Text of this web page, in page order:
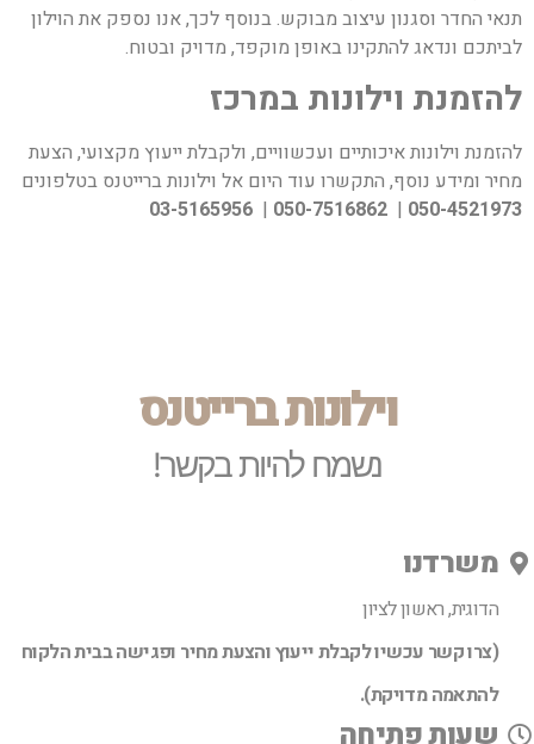
תנאי החדר וסגנון עיצוב מבוקש. בנוסף לכך, אנו נספק את הוילון
לביתכם ונדאג להתקינו באופן מוקפד, מדויק ובטוח.
להזמנת וילונות במרכז
להזמנת וילונות איכותיים ועכשוויים, ולקבלת ייעוץ מקצועי, הצעת
מחיר ומידע נוסף, התקשרו עוד היום אל וילונות ברייטנס בטלפונים
050-4521973
|
|
וילונות ברייטנס
נשמח להיות בקשר!
משרדנו
הדוגית, ראשון לציון
(צרו קשר עכשיו לקבלת ייעוץ והצעת מחיר ופגישה בבית הלקוח
להתאמה מדויקת).
שעות פתיחה